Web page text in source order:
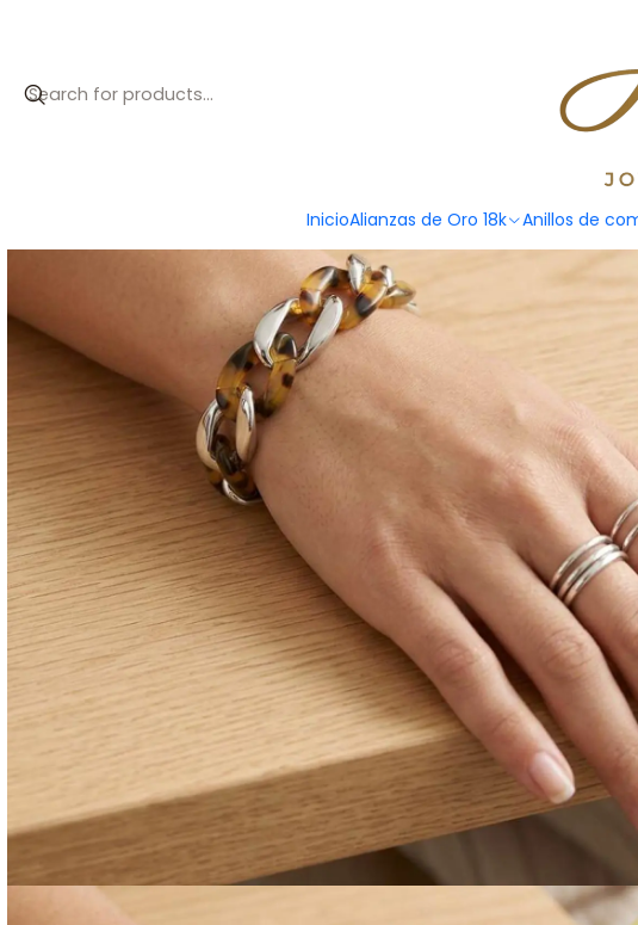
InicioAlianzas de Oro 18k Anillos de